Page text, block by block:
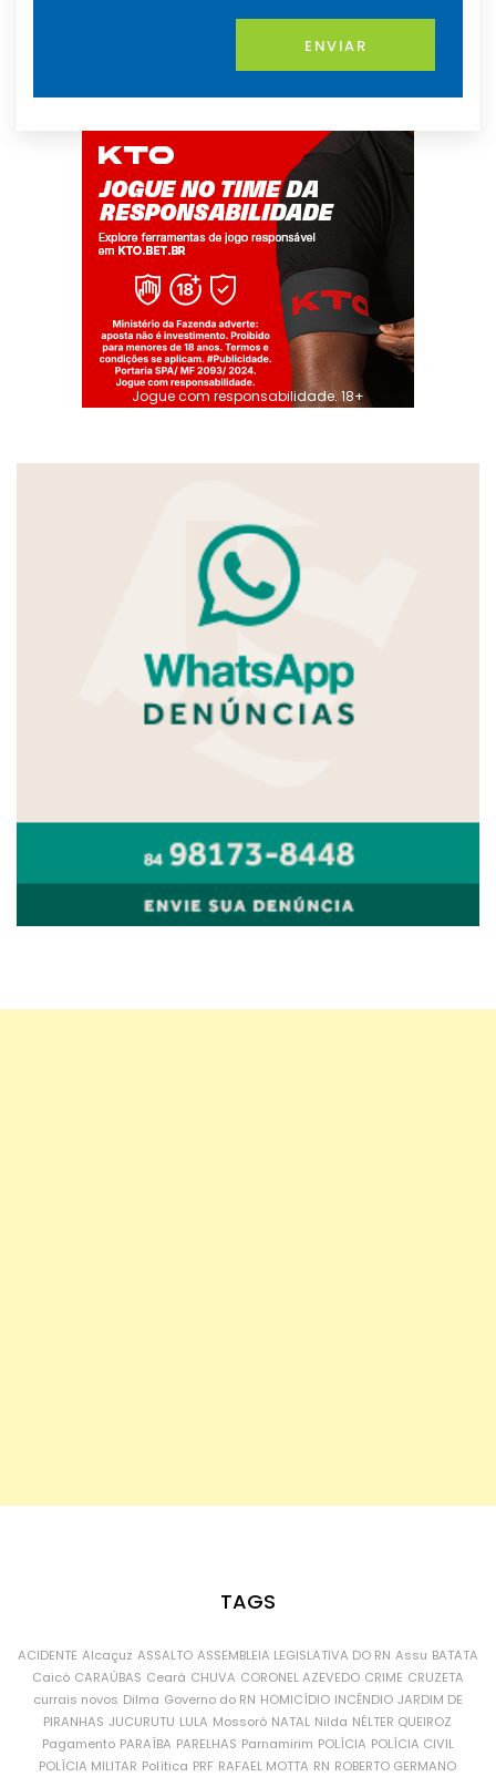
ENVIAR
Jogue com responsabilidade. 18+
TAGS
ACIDENTE Alcaçuz ASSALTO ASSEMBLEIA LEGISLATIVA DO RN Assu BATATA
Caicó CARAÚBAS Ceará CHUVA CORONEL AZEVEDO CRIME CRUZETA
currais novos Dilma Governo do RN HOMICÍDIO INCÊNDIO JARDIM DE
PIRANHAS JUCURUTU LULA Mossoró NATAL Nilda NÉLTER QUEIROZ
Pagamento PARAÍBA PARELHAS Parnamirim POLÍCIA POLÍCIA CIVIL
POLÍCIA MILITAR Política PRF RAFAEL MOTTA RN ROBERTO GERMANO